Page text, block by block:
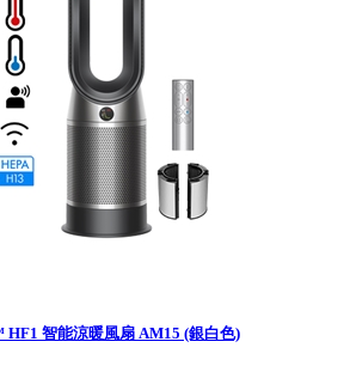
智能涼暖風扇 AM15 (銀白色)